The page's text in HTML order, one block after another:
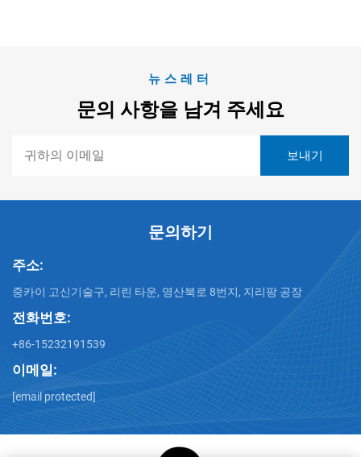
뉴스레터
문의 사항을 남겨 주세요
문의하기
주소:
중카이 고신기술구, 리린 타운, 영산북로 8번지, 지리팡 공장
전화번호:
+86-15232191539
이메일:
[email protected]